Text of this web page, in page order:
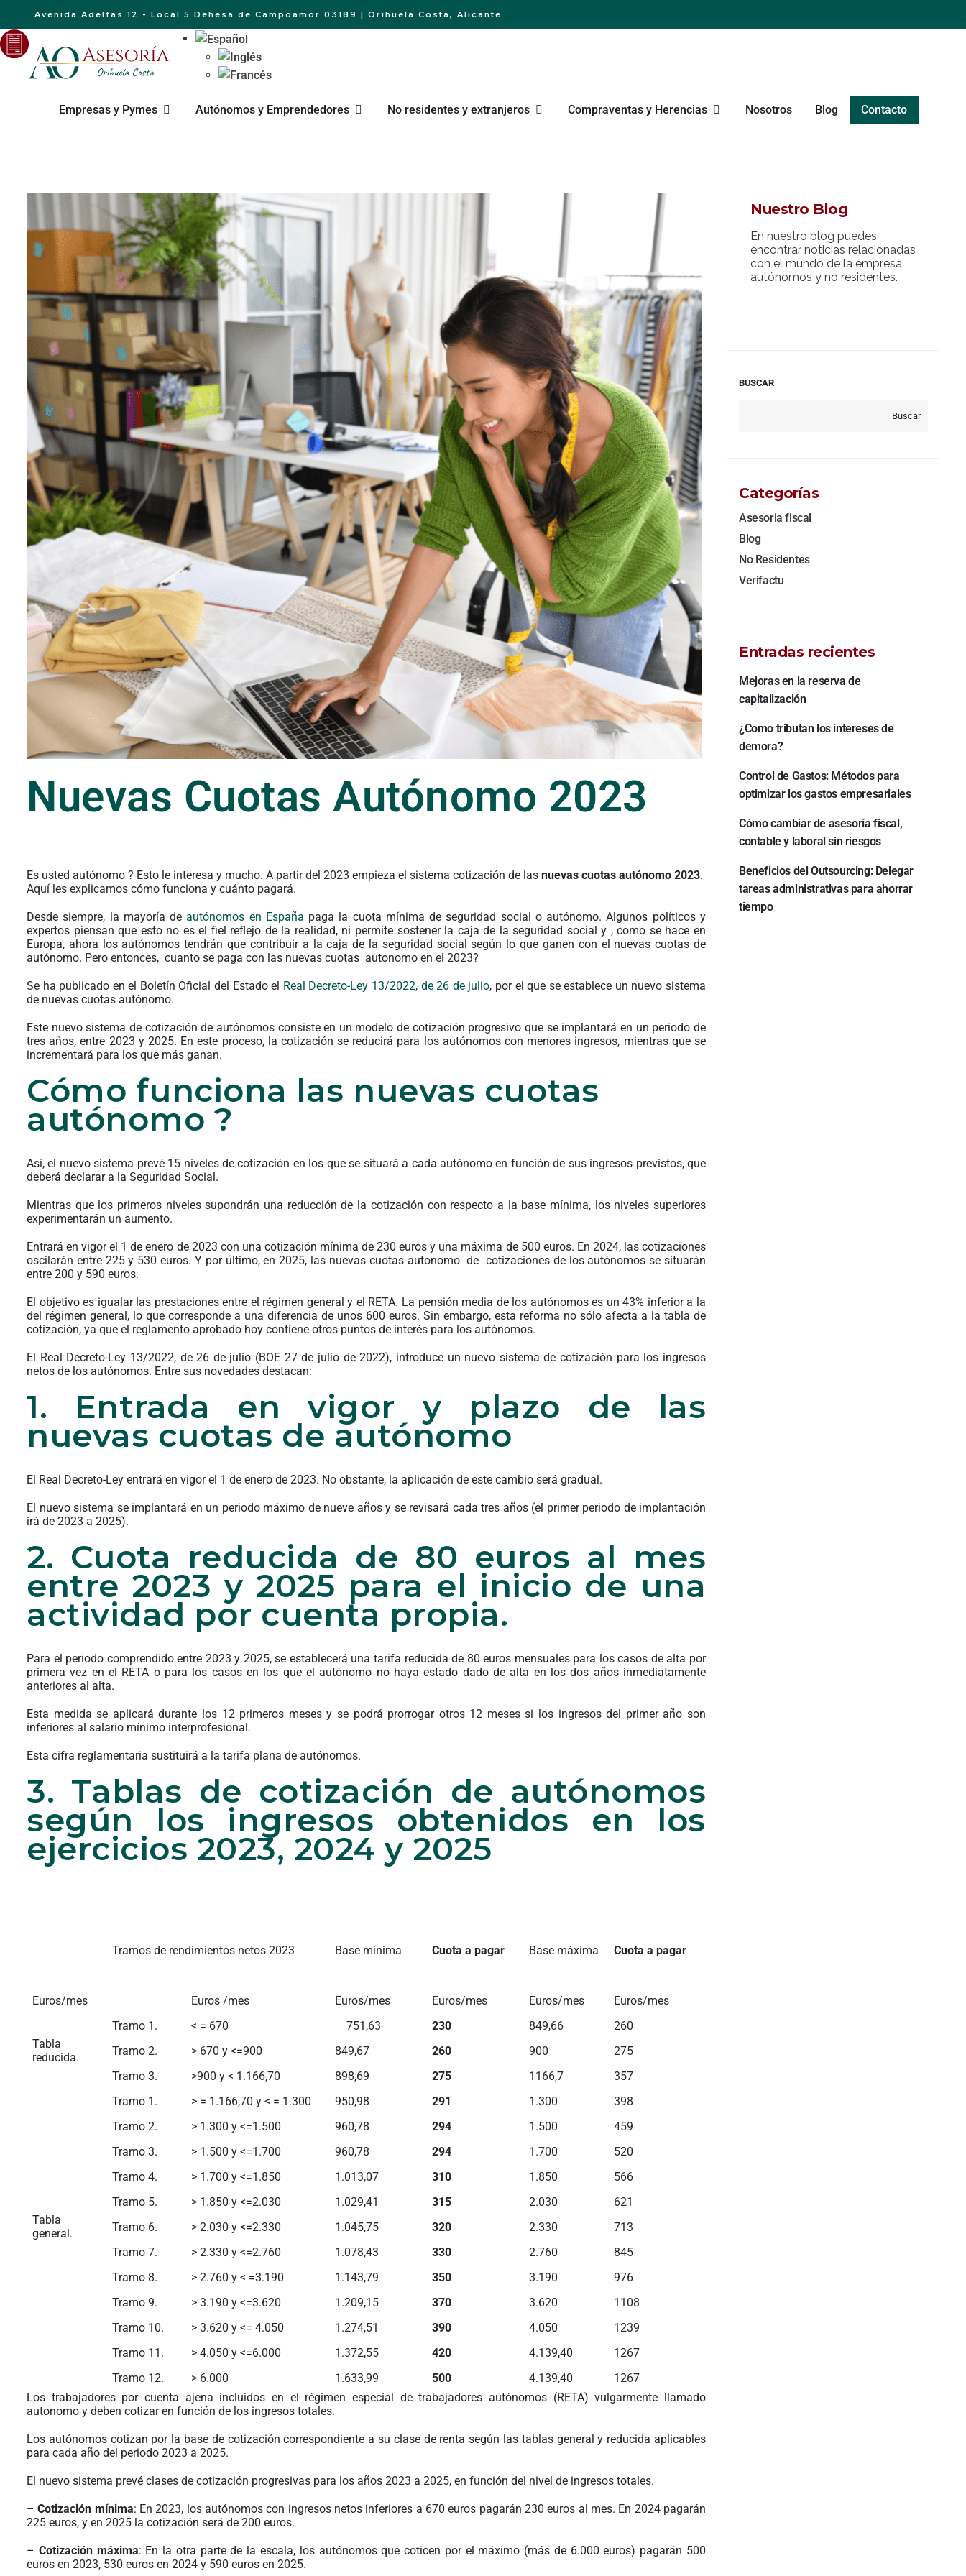
Avenida Adelfas 12 - Local 5 Dehesa de Campoamor 03189 | Orihuela Costa, Alicante
Empresas y Pymes Autónomos y Emprendedores No residentes y extranjeros Compraventas y Herencias Nosotros Blog Contacto
Nuevas Cuotas Autónomo 2023
Es usted autónomo ? Esto le interesa y mucho. A partir del 2023 empieza el sistema cotización de las nuevas cuotas autónomo 2023.
Aquí les explicamos cómo funciona y cuánto pagará.
Desde siempre, la mayoría deautónomos en España paga la cuota mínima de seguridad social o autónomo. Algunos políticos y
expertos piensan que esto no es el fiel reflejo de la realidad, ni permite sostener la caja de la seguridad social y , como se hace en
Europa, ahora los autónomos tendrán que contribuir a la caja de la seguridad social según lo que ganen con el nuevas cuotas de
autónomo. Pero entonces, cuanto se paga con las nuevas cuotas autonomo en el 2023?
Se ha publicado en el Boletín Oficial del Estado el Real Decreto-Ley 13/2022, de 26 de julio, por el que se establece un nuevo sistema
de nuevas cuotas autónomo.
Este nuevo sistema de cotización de autónomos consiste en un modelo de cotización progresivo que se implantará en un periodo de
tres años, entre 2023 y 2025. En este proceso, la cotización se reducirá para los autónomos con menores ingresos, mientras que se
incrementará para los que más ganan.
Cómo funciona las nuevas cuotas
autónomo ?
Así, el nuevo sistema prevé 15 niveles de cotización en los que se situará a cada autónomo en función de sus ingresos previstos, que
deberá declarar a la Seguridad Social.
Mientras que los primeros niveles supondrán una reducción de la cotización con respecto a la base mínima, los niveles superiores
experimentarán un aumento.
Entrará en vigor el 1 de enero de 2023 con una cotización mínima de 230 euros y una máxima de 500 euros. En 2024, las cotizaciones
oscilarán entre 225 y 530 euros. Y por último, en 2025, las nuevas cuotas autonomo de cotizaciones de los autónomos se situarán
entre 200 y 590 euros.
El objetivo es igualar las prestaciones entre el régimen general y el RETA. La pensión media de los autónomos es un 43% inferior a la
del régimen general, lo que corresponde a una diferencia de unos 600 euros. Sin embargo, esta reforma no sólo afecta a la tabla de
cotización, ya que el reglamento aprobado hoy contiene otros puntos de interés para los autónomos.
El Real Decreto-Ley 13/2022, de 26 de julio (BOE 27 de julio de 2022), introduce un nuevo sistema de cotización para los ingresos
netos de los autónomos. Entre sus novedades destacan:
1. Entrada en vigor y plazo de las
nuevas cuotas de autónomo
El Real Decreto-Ley entrará en vigor el 1 de enero de 2023. No obstante, la aplicación de este cambio será gradual.
El nuevo sistema se implantará en un periodo máximo de nueve años y se revisará cada tres años (el primer periodo de implantación
irá de 2023 a 2025).
2. Cuota reducida de 80 euros al mes
entre 2023 y 2025 para el inicio de una
actividad por cuenta propia.
Para el periodo comprendido entre 2023 y 2025, se establecerá una tarifa reducida de 80 euros mensuales para los casos de alta por
primera vez en el RETA o para los casos en los que el autónomo no haya estado dado de alta en los dos años inmediatamente
anteriores al alta.
Esta medida se aplicará durante los 12 primeros meses y se podrá prorrogar otros 12 meses si los ingresos del primer año son
inferiores al salario mínimo interprofesional.
Esta cifra reglamentaria sustituirá a la tarifa plana de autónomos.
3. Tablas de cotización de autónomos
según los ingresos obtenidos en los
ejercicios 2023, 2024 y 2025
Tramos de rendimientos netos 2023 Base mínima Cuota a pagar Base máxima Cuota a pagar
Euros/mes Euros /mes Euros/mes Euros/mes Euros/mes Euros/mes
Tabla
reducida.
Tramo 1. < = 670 751,63 230 849,66
260
Tramo 2.
> 670 y <=900 849,67 260 900
275
Tramo 3.
>900 y < 1.166,70 898,69 275 1166,7 357
Tabla
general.
Tramo 1. > = 1.166,70 y < = 1.300 950,98 291 1.300
398
Tramo 2.
> 1.300 y <=1.500 960,78 294 1.500
459
Tramo 3.
> 1.500 y <=1.700 960,78 294 1.700
520
Tramo 4.
> 1.700 y <=1.850 1.013,07 310 1.850
566
Tramo 5.
> 1.850 y <=2.030 1.029,41 315 2.030
621
Tramo 6.
> 2.030 y <=2.330 1.045,75 320 2.330
713
Tramo 7.
> 2.330 y <=2.760 1.078,43 330 2.760
845
Tramo 8.
> 2.760 y < =3.190 1.143,79 350 3.190
976
Tramo 9.
> 3.190 y <=3.620 1.209,15 370 3.620
1108
Tramo 10.
> 3.620 y <= 4.050 1.274,51 390 4.050
1239
Tramo 11.
> 4.050 y <=6.000 1.372,55 420 4.139,40
1267
Tramo 12.
> 6.000 1.633,99 500 4.139,40
1267
Los trabajadores por cuenta ajena incluidos en el régimen especial de trabajadores autónomos (RETA) vulgarmente llamado
autonomo y deben cotizar en función de los ingresos totales.
Los autónomos cotizan por la base de cotización correspondiente a su clase de renta según las tablas general y reducida aplicables
para cada año del periodo 2023 a 2025.
El nuevo sistema prevé clases de cotización progresivas para los años 2023 a 2025, en función del nivel de ingresos totales.
– Cotización mínima: En 2023, los autónomos con ingresos netos inferiores a 670 euros pagarán 230 euros al mes. En 2024 pagarán
225 euros, y en 2025 la cotización será de 200 euros.
– Cotización máxima: En la otra parte de la escala, los autónomos que coticen por el máximo (más de 6.000 euros) pagarán 500
euros en 2023, 530 euros en 2024 y 590 euros en 2025.
Nuestro Blog
En nuestro blog puedes
encontrar noticias relacionadas
con el mundo de la empresa ,
autónomos y no residentes.
BUSCAR
Buscar
Categorías
Asesoria fiscal
Blog
No Residentes
Verifactu
Entradas recientes
Mejoras en la reserva de
capitalización
¿Como tributan los intereses de
demora?
Control de Gastos: Métodos para
optimizar los gastos empresariales
Cómo cambiar de asesoría fiscal,
contable y laboral sin riesgos
Beneficios del Outsourcing: Delegar
tareas administrativas para ahorrar
tiempo